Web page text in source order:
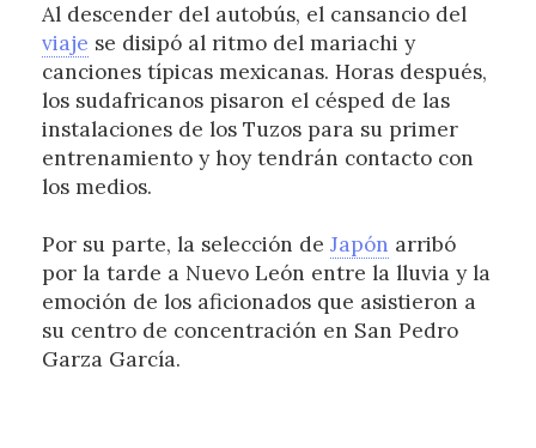
Al descender del autobús, el cansancio del
viaje se disipó al ritmo del mariachi y
canciones típicas mexicanas. Horas después,
los sudafricanos pisaron el césped de las
instalaciones de los Tuzos para su primer
entrenamiento y hoy tendrán contacto con
los medios.
Por su parte, la selección de Japón arribó
por la tarde a Nuevo León entre la lluvia y la
emoción de los aficionados que asistieron a
su centro de concentración en San Pedro
Garza García.